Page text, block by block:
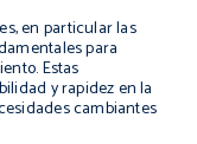
en particular las
para
Estas
y rapidez en la
cambiantes